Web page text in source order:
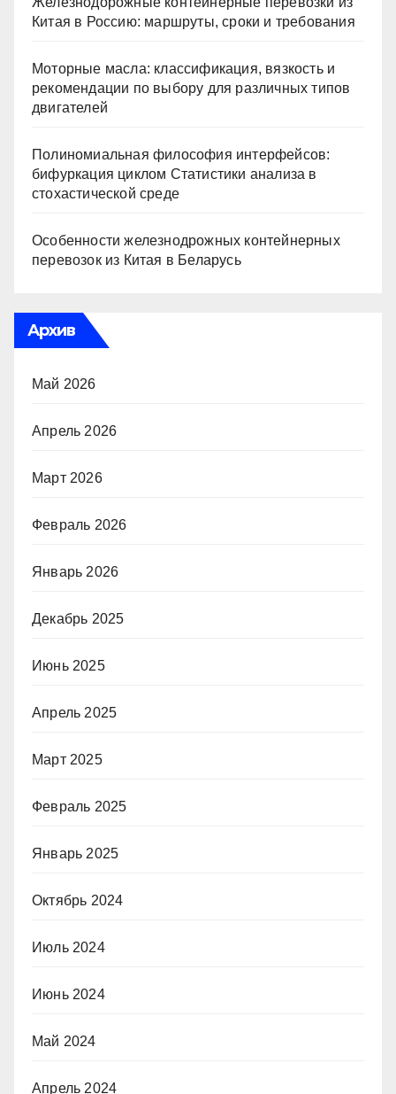
Китая в Россию: маршруты, сроки и требования
Моторные масла: классификация, вязкость и
рекомендации по выбору для различных типов
двигателей
Полиномиальная философия интерфейсов:
бифуркация циклом Статистики анализа в
стохастической среде
Особенности железнодрожных контейнерных
перевозок из Китая в Беларусь
Архив
Май 2026
Апрель 2026
Март 2026
Февраль 2026
Январь 2026
Декабрь 2025
Июнь 2025
Апрель 2025
Март 2025
Февраль 2025
Январь 2025
Октябрь 2024
Июль 2024
Июнь 2024
Май 2024
Апрель 2024